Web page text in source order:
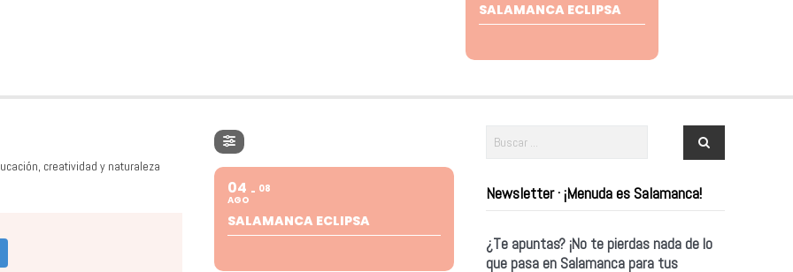
SALAMANCA ECLIPSA
creatividad y naturaleza
04
AGO
08
SALAMANCA ECLIPSA
Newsletter · ¡Menuda es Salamanca!
¿Te apuntas? ¡No te pierdas nada de lo
que pasa en Salamanca para tus